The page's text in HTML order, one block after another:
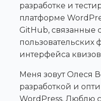
разработке и
платформе
GitHub, связанные
интерфейса
Меня зовут Олеся
разработкой и
WordPress. Люблю